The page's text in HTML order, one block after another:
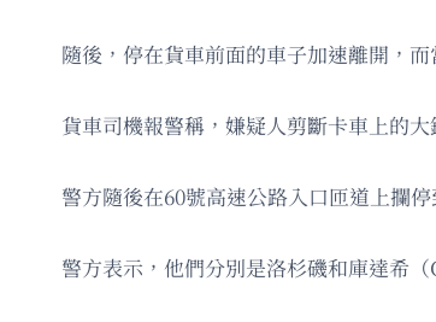
隨後，停在貨車前面的車子加速離開，
貨車司機報警稱，嫌疑人剪斷卡車上的
警方隨後在60號高速公路入口匝道上攔
警方表示，他們分別是洛杉磯和庫達希